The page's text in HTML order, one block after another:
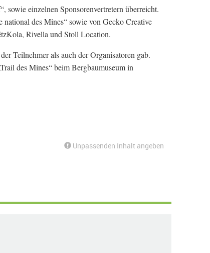
einzelnen Sponsorenvertretern überreicht.
des Mines“ sowie von Gecko Creative
Rivella und Stoll Location.
Teilnehmer als auch der Organisatoren gab.
des Mines“ beim Bergbaumuseum in
Unpassenden Inhalt angeben